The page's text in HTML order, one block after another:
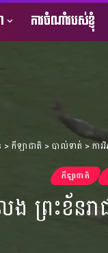
ការចំណាំរបស់ខ្ញុំ
>កីឡាជាតិ>បាល់ទាត់>កា
កីឡាជាតិ
េង ព្រះខ័